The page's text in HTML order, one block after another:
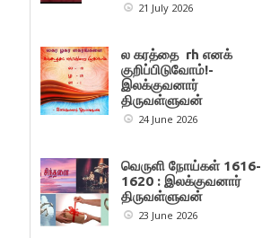
21 July 2026
ல கரத்தை rh எனக்
குறிப்பிடுவோம்!-
இலக்குவனார்
திருவள்ளுவன்
24 June 2026
வெருளி நோய்கள் 1616-
1620 : இலக்குவனார்
திருவள்ளுவன்
23 June 2026